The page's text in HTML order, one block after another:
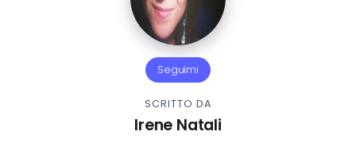
Seguimi
SCRITTO DA
Irene Natali